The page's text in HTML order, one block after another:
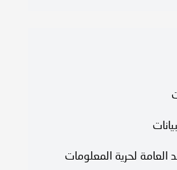
العامة لحرية المعلومات